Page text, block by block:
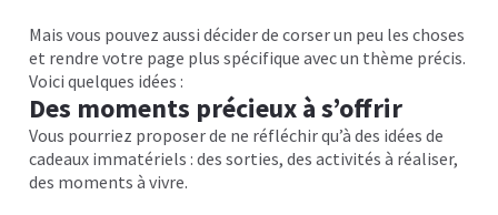
Mais vous pouvez aussi décider de corser un peu les choses
et rendre votre page plus spécifique avec un thème précis.
Voici quelques idées :
Des moments précieux à s’offrir
Vous pourriez proposer de ne réfléchir qu’à des idées de
cadeaux immatériels : des sorties, des activités à réaliser,
des moments à vivre.